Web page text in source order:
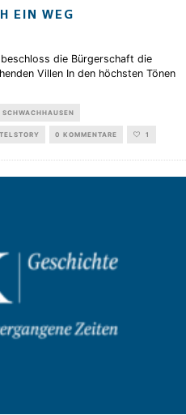
EIN WEG
die Bürgerschaft die
Villen In den höchsten Tönen
SCHWACHHAUSEN
0 KOMMENTARE 1